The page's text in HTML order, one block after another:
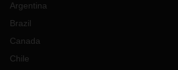
Argentina
Brazil
Canada
Chile